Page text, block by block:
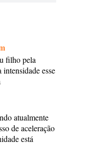
filho pela
esse
atualmente
de aceleração
está